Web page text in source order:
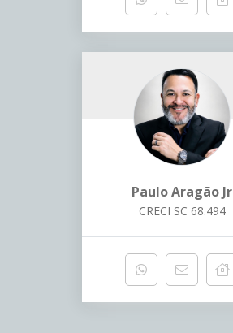
Paulo Aragão Jr
CRECI SC 68.494